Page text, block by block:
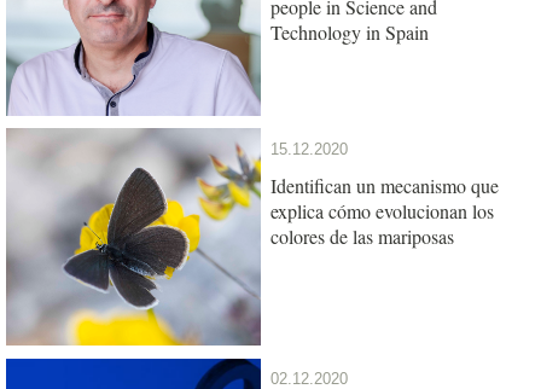
people in Science and
Technology in Spain
15.12.2020
Identifican un mecanismo que
explica cómo evolucionan los
colores de las mariposas
02.12.2020